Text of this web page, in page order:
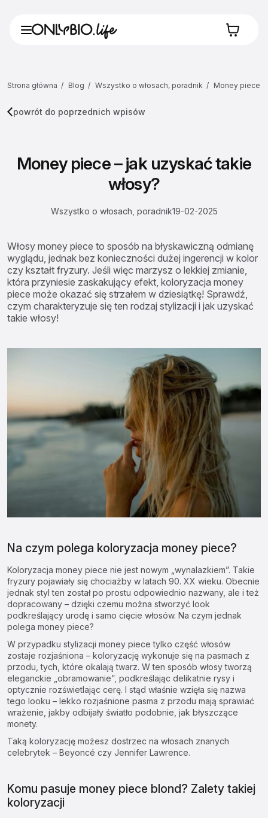
Strona główna Blog Wszystko o włosach, poradnik Money piece –
powrót do poprzednich wpisów
Money piece – jak uzyskać takie
włosy?
Wszystko o włosach, poradnik19-02-2025
Włosy money piece to sposób na błyskawiczną odmianę
wyglądu, jednak bez konieczności dużej ingerencji w kolor
czy kształt fryzury. Jeśli więc marzysz o lekkiej zmianie,
która przyniesie zaskakujący efekt, koloryzacja money
piece może okazać się strzałem w dziesiątkę! Sprawdź,
czym charakteryzuje się ten rodzaj stylizacji i jak uzyskać
takie włosy!
Na czym polega koloryzacja money piece?
Koloryzacja money piece nie jest nowym „wynalazkiem”. Takie
fryzury pojawiały się chociażby w latach 90. XX wieku. Obecnie
jednak styl ten został po prostu odpowiednio nazwany, ale i też
dopracowany – dzięki czemu można stworzyć look
podkreślający urodę i samo cięcie włosów. Na czym jednak
polega money piece?
W przypadku stylizacji money piece tylko część włosów
zostaje rozjaśniona – koloryzację wykonuje się na pasmach z
przodu, tych, które okalają twarz. W ten sposób włosy tworzą
eleganckie „obramowanie”, podkreślając delikatnie rysy i
optycznie rozświetlając cerę. I stąd właśnie wzięła się nazwa
tego looku – lekko rozjaśnione pasma z przodu mają sprawiać
wrażenie, jakby odbijały światło podobnie, jak błyszczące
monety.
Taką koloryzację możesz dostrzec na włosach znanych
celebrytek – Beyoncé czy Jennifer Lawrence.
Komu pasuje money piece blond? Zalety takiej
koloryzacji